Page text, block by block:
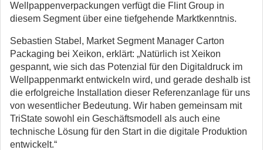
Wellpappenverpackungen verfügt die Flint Group in
diesem Segment über eine tiefgehende Marktkenntnis.
Sebastien Stabel, Market Segment Manager Carton
Packaging bei Xeikon, erklärt: „Natürlich ist Xeikon
gespannt, wie sich das Potenzial für den Digitaldruck im
Wellpappenmarkt entwickeln wird, und gerade deshalb ist
die erfolgreiche Installation dieser Referenzanlage für uns
von wesentlicher Bedeutung. Wir haben gemeinsam mit
TriState sowohl ein Geschäftsmodell als auch eine
technische Lösung für den Start in die digitale Produktion
entwickelt.“